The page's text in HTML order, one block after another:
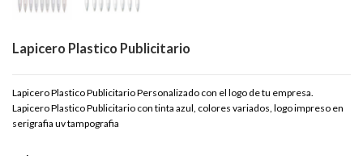
Lapicero Plastico Publicitario
Lapicero Plastico Publicitario Personalizado con el logo de tu empresa.
Lapicero Plastico Publicitario con tinta azul, colores variados, logo impreso en
serigrafia uv tampografia